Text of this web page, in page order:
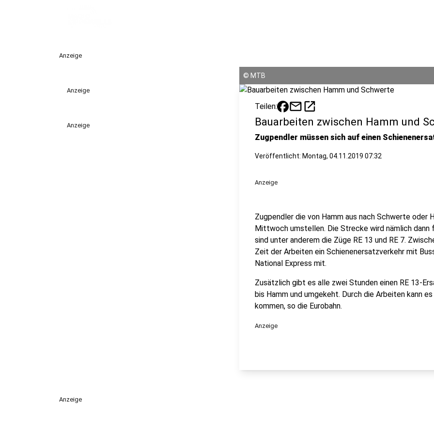
Anzeige
Anzeige
Anzeige
© MTB
Teilen: mailopen_in_new
Bauarbeiten zwischen Hamm und
Zugpendler müssen sich auf einen
Veröffentlicht: Montag, 04.11.2019 07:32
Anzeige
Zugpendler die von Hamm aus nach Schwerte oder
Mittwoch umstellen. Die Strecke wird nämlich
sind unter anderem die Züge RE 13 und RE 7.
Zeit der Arbeiten ein Schienenersatzverkehr mit
National Express mit.
Zusätzlich gibt es alle zwei Stunden einen RE 13-
bis Hamm und umgekeht. Durch die Arbeiten kann
kommen, so die Eurobahn.
Anzeige
Anzeige